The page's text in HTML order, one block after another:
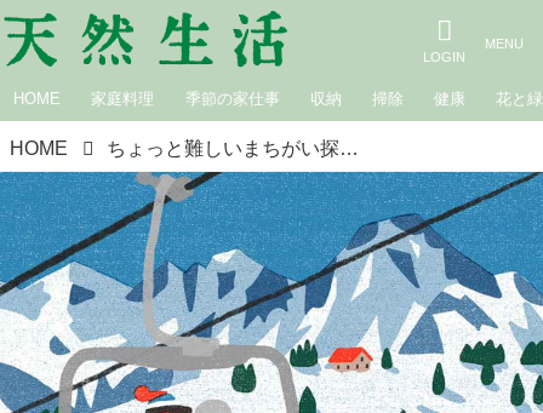
HOME 家庭料理 季節の家仕事 収納 掃除 健康 花と緑
HOME ちょっと難しいまちがい探し｜ウィンタースポーツ